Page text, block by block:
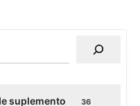
suplemento
36